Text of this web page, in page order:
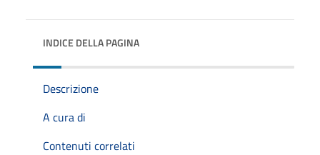
INDICE DELLA PAGINA
Descrizione
A cura di
Contenuti correlati